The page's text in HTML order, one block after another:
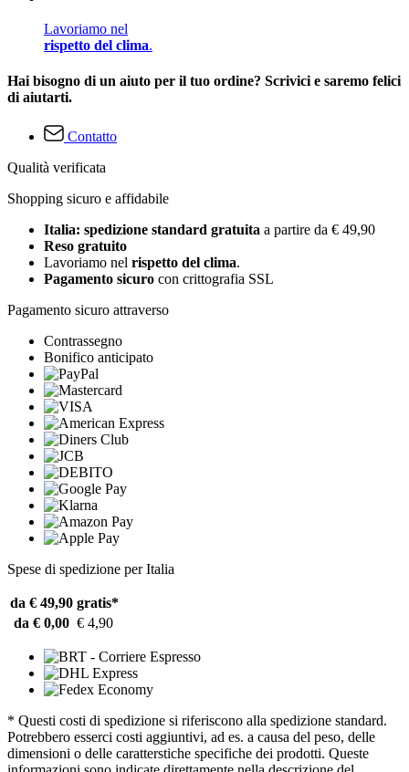
Lavoriamo nel
rispetto del clima.
Hai bisogno di un aiuto per il tuo ordine? Scrivici e saremo felici
di aiutarti.
Contatto
Qualità verificata
Shopping sicuro e affidabile
Italia: spedizione standard gratuita a partire da € 49,90
Reso gratuito
Lavoriamo nel rispetto del clima.
Pagamento sicuro con crittografia SSL
Pagamento sicuro attraverso
Contrassegno
Bonifico anticipato
Spese di spedizione per Italia
da € 49,90 gratis*
da € 0,00 € 4,90
* Questi costi di spedizione si riferiscono alla spedizione standard.
Potrebbero esserci costi aggiuntivi, ad es. a causa del peso, delle
dimensioni o delle caratterstiche specifiche dei prodotti. Queste